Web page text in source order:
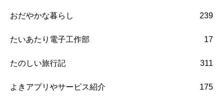
おだやかな暮らし 239
たいあたり電子工作部 17
たのしい旅行記 311
よきアプリやサービス紹介 175